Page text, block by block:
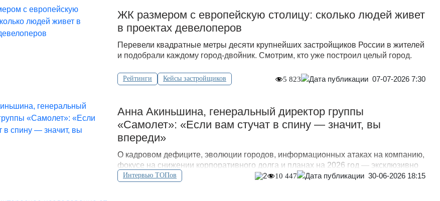
ЖК размером с европейскую столицу: сколько людей живет
в проектах девелоперов
Перевели квадратные метры десяти крупнейших застройщиков России в жителей
и подобрали каждому город-двойник. Смотрим, кто уже построил целый город.
Рейтинги Кейсы застройщиков 5 823 07-07-2026 7:30
Анна Акиньшина, генеральный директор группы
«Самолет»: «Если вам стучат в спину — значит, вы
впереди»
О кадровом дефиците, эволюции городов, информационных атаках на компанию,
фокусе на снижении корпоративного долга и планах на 2026 год — эксклюзивно
для Всеостройке.рф.
Интервью ТОПов 2 10 447 30-06-2026 18:15